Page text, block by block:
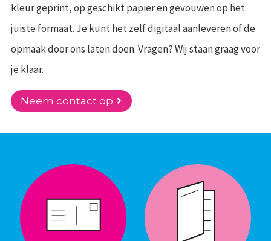
kleur geprint, op geschikt papier en gevouwen op het
juiste formaat. Je kunt het zelf digitaal aanleveren of de
opmaak door ons laten doen. Vragen? Wij staan graag voor
je klaar.
Neem contact op